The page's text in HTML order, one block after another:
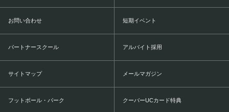
お問い合わせ 短期イベント
パートナースクール アルバイト採用
サイトマップ メールマガジン
フットボール・パーク クーバーUCカード特典